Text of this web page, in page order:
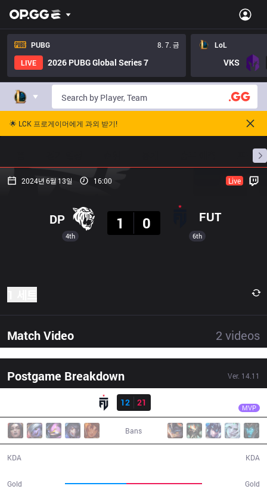
PUBG
8. 7. 금
LIVE
2026 PUBG Global Series 7
LoL
VKS
🌟 LCK 프로게이머에게 과외 받기!
프로빌
2024년 6월 13일 16:00 Live
4th
DP
1
0 FUT
6th
Match Video 2 videos
Postgame Breakdown Ver. 14.11
12
21 MVP
Bans
KDA
Gold Gold
KDA